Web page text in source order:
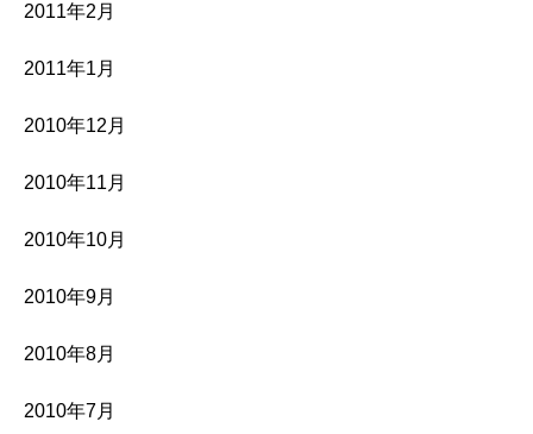
2011年2月
2011年1月
2010年12月
2010年11月
2010年10月
2010年9月
2010年8月
2010年7月